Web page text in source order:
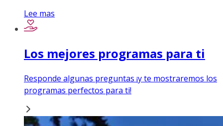
Lee mas
Los mejores programas para ti
Responde algunas preguntas ¡y te mostraremos los
programas perfectos para ti!